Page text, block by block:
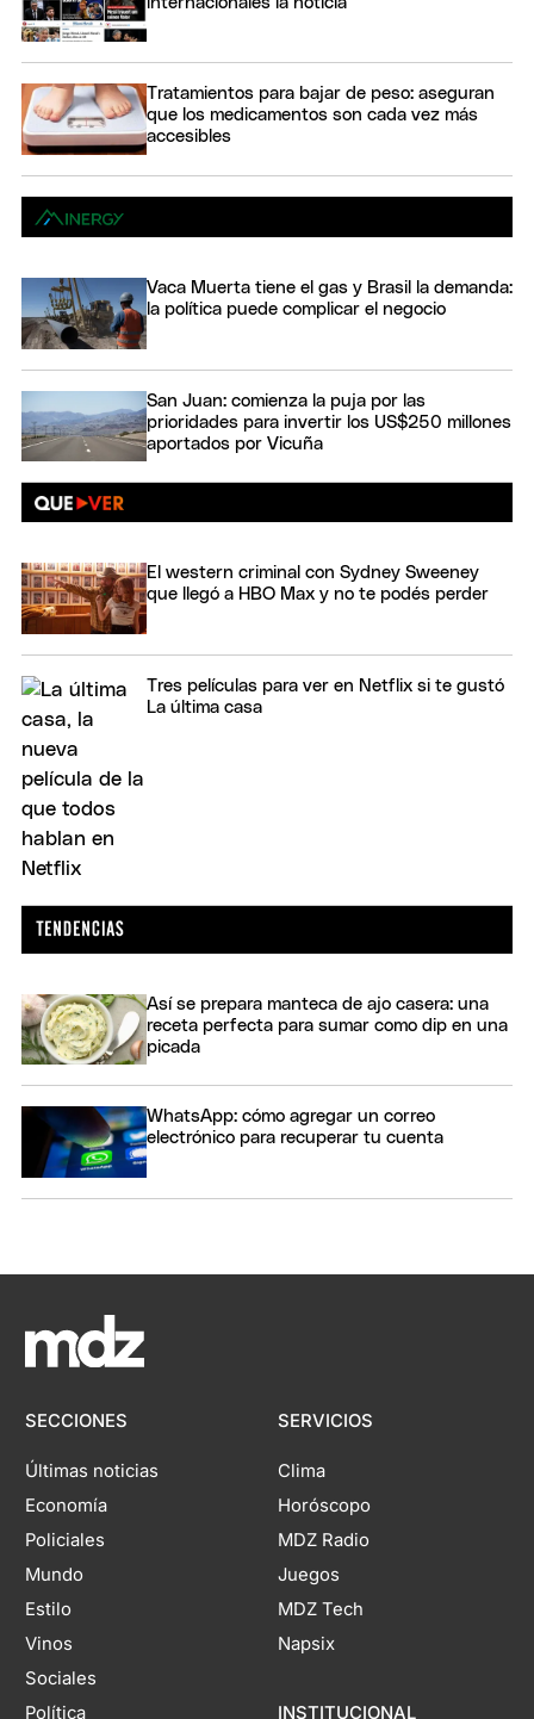
Tratamientos para bajar de peso: aseguran
que los medicamentos son cada vez más
accesibles
Vaca Muerta tiene el gas y Brasil la demanda:
la política puede complicar el negocio
San Juan: comienza la puja por las
prioridades para invertir los US$250 millones
aportados por Vicuña
El western criminal con Sydney Sweeney
que llegó a HBO Max y no te podés perder
Tres películas para ver en Netflix si te gustó
La última casa
Así se prepara manteca de ajo casera: una
receta perfecta para sumar como dip en una
picada
WhatsApp: cómo agregar un correo
electrónico para recuperar tu cuenta
SECCIONES
Últimas noticias
Economía
Policiales
Mundo
Estilo
Vinos
Sociales
Política
SERVICIOS
Clima
Horóscopo
MDZ Radio
Juegos
MDZ Tech
Napsix
INSTITUCIONAL